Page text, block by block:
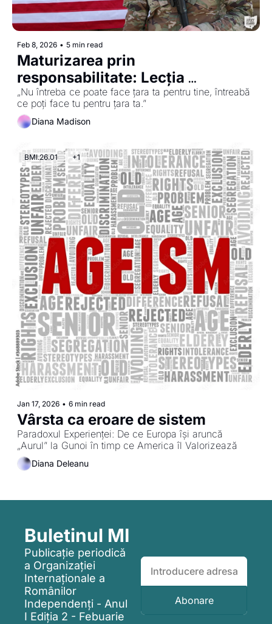
Feb 8, 2026 • 5 min read
Maturizarea prin
responsabilitate: Lecția
americană
„Nu întreba ce poate face țara ta pentru tine, întreabă
ce poți face tu pentru țara ta.”
Diana Madison
BMI.26.01 +1
Jan 17, 2026 • 6 min read
Vârsta ca eroare de sistem
Paradoxul Experienței: De ce Europa își aruncă
„Aurul” la Gunoi în timp ce America îl Valorizează
Diana Deleanu
Buletinul MI
Publicație periodică
a Organizației
Internaționale a
Românilor
Independenți - Anul
I Ediția 2 - Febuarie
Abonare